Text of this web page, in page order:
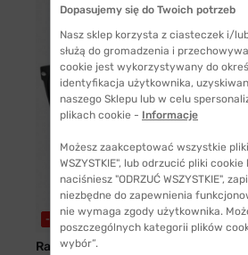
-3% WYSYŁKA 24H
Ray-Ban®
Dopasujemy się do Twoich potrzeb
Nasz sklep korzysta z ciasteczek i/
służą do gromadzenia i
cookie jest wykorzystywany do
identyfikacja użytkownika,
naszego Sklepu lub w celu
plikach cookie - Informacje
Możesz zaakceptować wszystkie
WSZYSTKIE", lub odrzucić pliki
naciśniesz "ODRZUĆ WSZYSTKIE",
niezbędne do zapewnienia
nie wymaga zgody użytkownika.
poszczególnych kategorii plików
wybór”.